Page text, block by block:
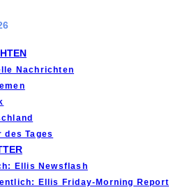
Nachrichten
des Tages
Ellis Newsflash
Ellis Friday-Morning Report